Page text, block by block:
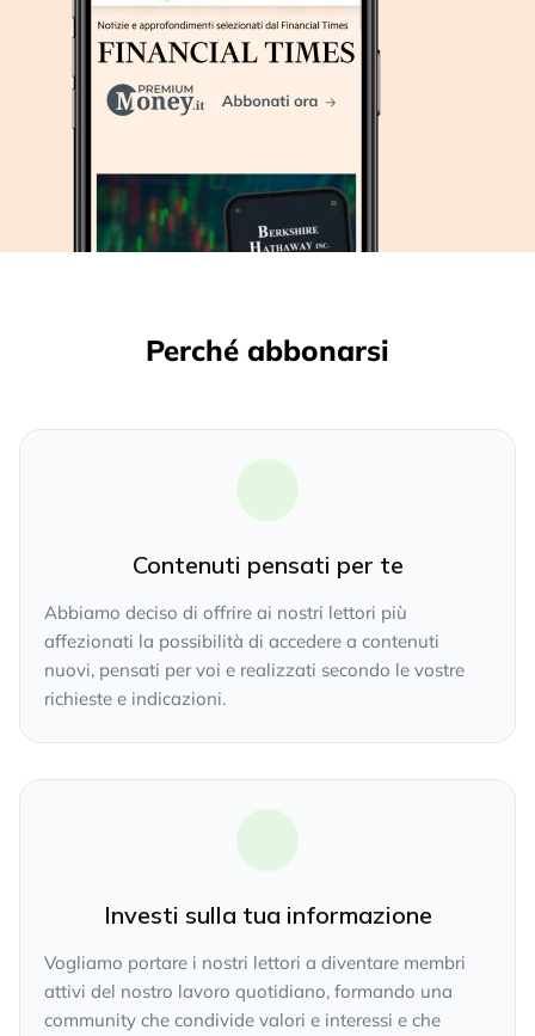
Perché abbonarsi
Contenuti pensati per te
Abbiamo deciso di offrire ai nostri lettori più
affezionati la possibilità di accedere a contenuti
nuovi, pensati per voi e realizzati secondo le vostre
richieste e indicazioni.
Investi sulla tua informazione
Vogliamo portare i nostri lettori a diventare membri
attivi del nostro lavoro quotidiano, formando una
community che condivide valori e interessi e che